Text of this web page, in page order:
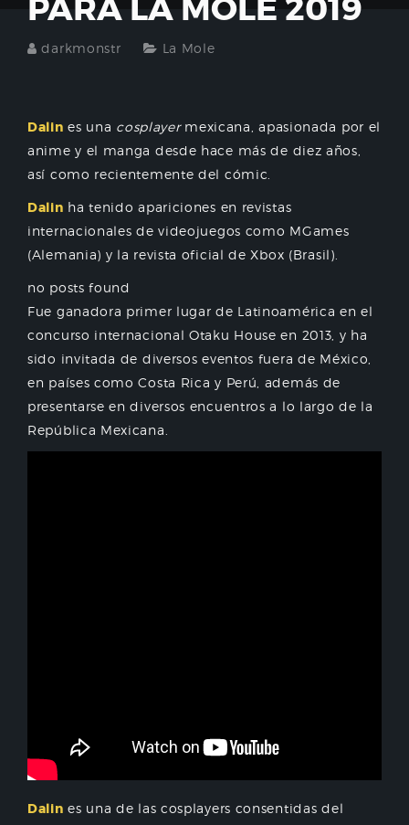
PARA LA MOLE 2019
darkmonstr La Mole
Dalin es una cosplayermexicana, apasionada por el
anime y el manga desde hace más de diez años,
así como recientemente del cómic.
Dalin ha tenido apariciones en revistas
internacionales de videojuegos como MGames
(Alemania) y la revista oficial de Xbox (Brasil).
no posts found
Fue ganadora primer lugar de Latinoamérica en el
concurso internacional Otaku House en 2013, y ha
sido invitada de diversos eventos fuera de México,
en países como Costa Rica y Perú, además de
presentarse en diversos encuentros a lo largo de la
República Mexicana.
Dalin es una de las cosplayers consentidas del